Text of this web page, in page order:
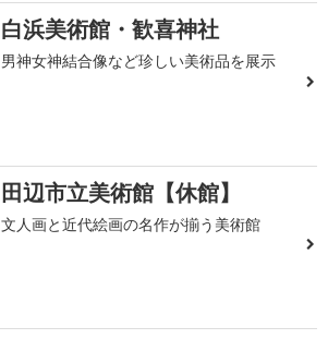
白浜美術館・歓喜神社
男神女神結合像など珍しい美術品を展示
田辺市立美術館【休館】
文人画と近代絵画の名作が揃う美術館